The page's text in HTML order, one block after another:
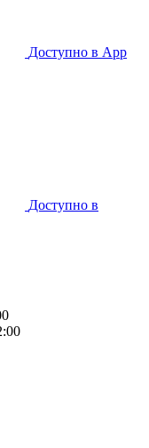
Доступно в App
Доступно в